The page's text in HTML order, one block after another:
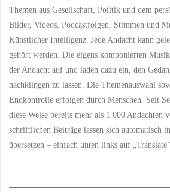
Themen aus Gesellschaft, Politik und dem
Bilder, Videos, Podcastfolgen, Stimmen und
Künstlicher Intelligenz. Jede Andacht kann
gehört werden. Die eigens komponierten
der Andacht auf und laden dazu ein, den
nachklingen zu lassen. Die Themenauswahl
Endkontrolle erfolgen durch Menschen. Seit
diese Weise bereits mehr als 1.000
schriftlichen Beiträge lassen sich automatisch
übersetzen – einfach unten links auf